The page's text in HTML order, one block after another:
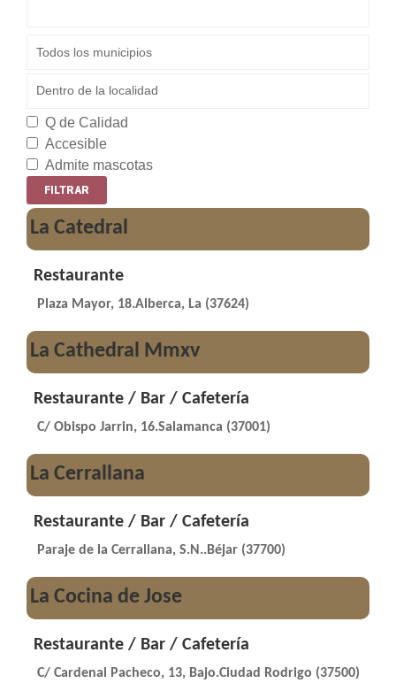
Q de Calidad
Accesible
Admite mascotas
La Catedral
Restaurante
Plaza Mayor, 18.Alberca, La (37624)
La Cathedral Mmxv
Restaurante / Bar / Cafetería
C/ Obispo Jarrin, 16.Salamanca (37001)
La Cerrallana
Restaurante / Bar / Cafetería
Paraje de la Cerrallana, S.N..Béjar (37700)
La Cocina de Jose
Restaurante / Bar / Cafetería
C/ Cardenal Pacheco, 13, Bajo.Ciudad Rodrigo (37500)